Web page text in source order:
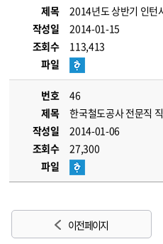
제목
2014년도 상반기 인턴
작성일
2014-01-15
조회수
113,413
파일
번호
46
제목
한국철도공사 전문직
작성일
2014-01-06
조회수
27,300
파일
이전 페이지